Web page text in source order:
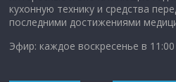
кухонную технику и средства
последними достижениями
Эфир: каждое воскресенье в